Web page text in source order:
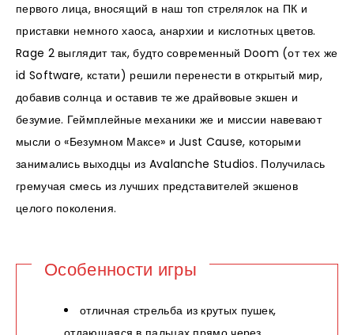
первого лица, вносящий в наш топ стрелялок на ПК и
приставки немного хаоса, анархии и кислотных цветов.
Rage 2 выглядит так, будто современный Doom (от тех же
id Software, кстати) решили перенести в открытый мир,
добавив солнца и оставив те же драйвовые экшен и
безумие. Геймплейные механики же и миссии навевают
мысли о «Безумном Максе» и Just Cause, которыми
занимались выходцы из Avalanche Studios. Получилась
гремучая смесь из лучших представителей экшенов
целого поколения.
Особенности игры
отличная стрельба из крутых пушек,